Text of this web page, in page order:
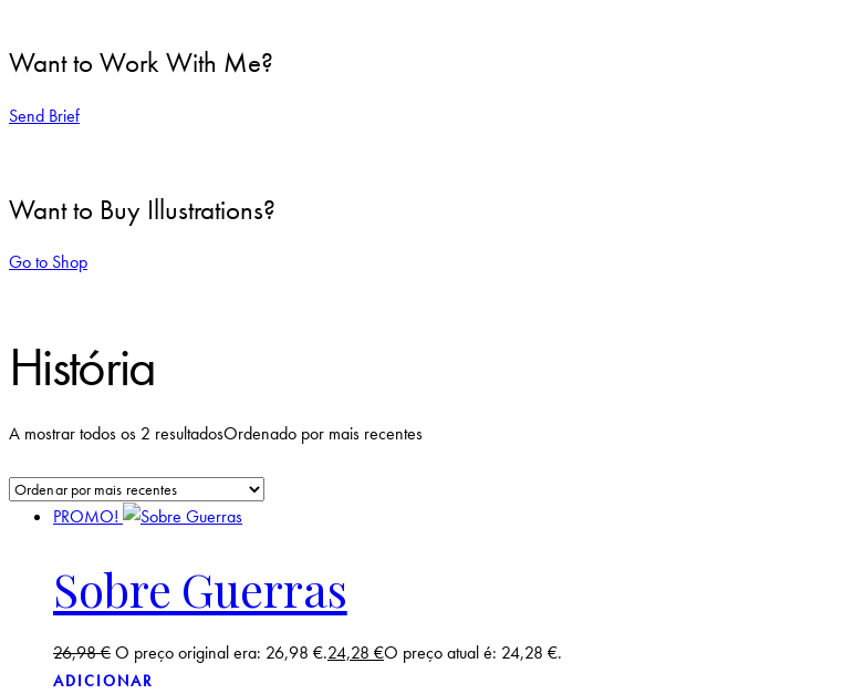
Want to Work With Me?
Send Brief
Want to Buy Illustrations?
Go to Shop
História
A mostrar todos os 2 resultadosOrdenado por mais recentes
PROMO!
Sobre Guerras
26,98€O preço original era: 26,98 €.24,28 €O preço atual é: 24,28 €.
ADICIONAR